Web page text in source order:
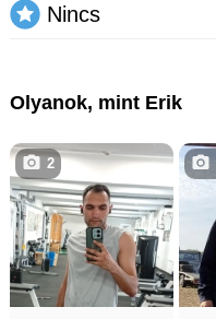
Nincs
Olyanok, mint Erik
2